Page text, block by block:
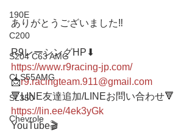
190E
C200
S204 C63 AMG
CLS55AMG
SL350
Chevrole
ありがとうございました‼️
R9レーシングHP⬇︎
https://www.r9racing-jp.com/
📩r9.racingteam.911@gmail.com
🔻LINE友達追加/LINEお問い合わせ🔻
https://lin.ee/4ek3yGk
YouTube🎬